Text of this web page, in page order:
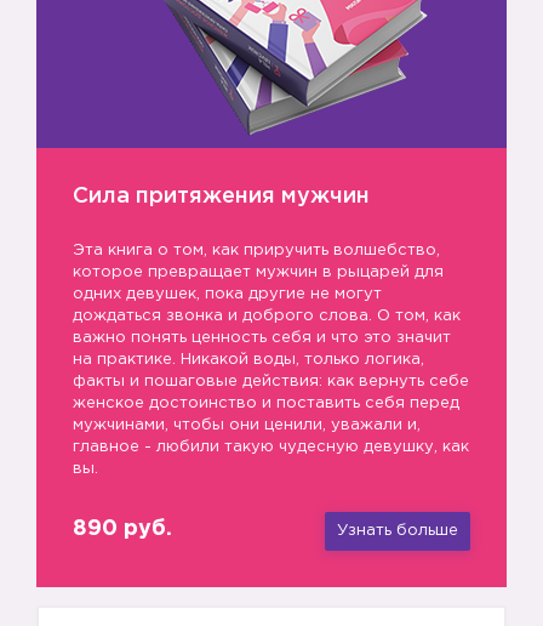
Сила притяжения мужчин
Эта книга о том, как приручить волшебство,
которое превращает мужчин в рыцарей для
одних девушек, пока другие не могут
дождаться звонка и доброго слова. О том, как
важно понять ценность себя и что это значит
на практике. Никакой воды, только логика,
факты и пошаговые действия: как вернуть себе
женское достоинство и поставить себя перед
мужчинами, чтобы они ценили, уважали и,
главное - любили такую чудесную девушку, как
вы.
890 руб. Узнать больше